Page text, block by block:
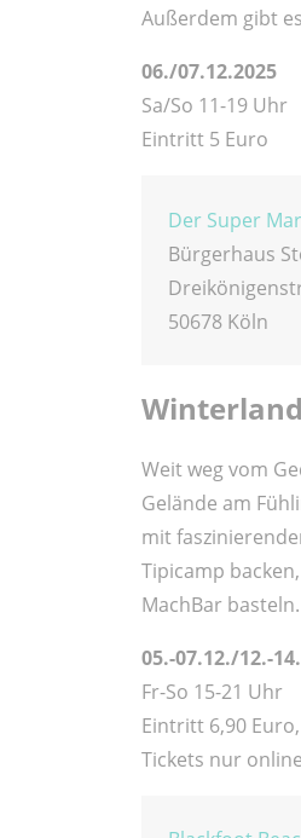
Außerdem gibt
06./07.12.2025
Sa/So 11-19 Uhr
Eintritt 5 Euro
Der Super
Bürgerhaus
50678 Köln
Weit weg vom
Gelände am
mit
Tipicamp
MachBar basteln.
05.-07.12./12.-
Fr-So 15-21 Uhr
Eintritt 6,90
Tickets nur